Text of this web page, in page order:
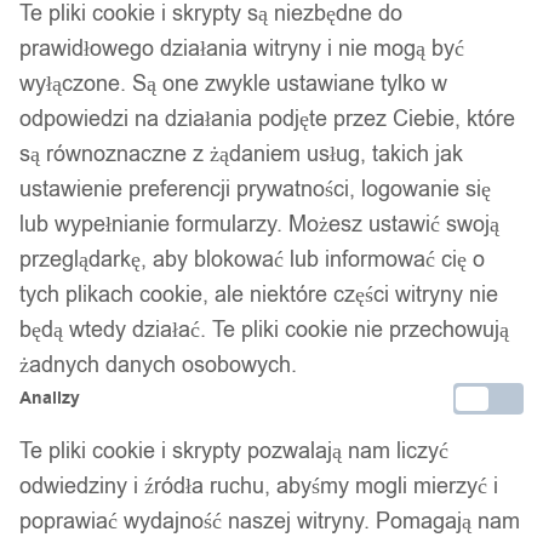
DRZEWKO LED Ozdobne SZCZĘŚCIA
ŚWIĄTECZNE Lampki DEKORACJA na
ŚWIĘTA XXL
159,99zł
Te pliki cookie i skrypty są niezbędne do
prawidłowego działania witryny i nie mogą być
wyłączone. Są one zwykle ustawiane tylko w
odpowiedzi na działania podjęte przez Ciebie, które
są równoznaczne z żądaniem usług, takich jak
ustawienie preferencji prywatności, logowanie się
lub wypełnianie formularzy. Możesz ustawić swoją
przeglądarkę, aby blokować lub informować cię o
tych plikach cookie, ale niektóre części witryny nie
będą wtedy działać. Te pliki cookie nie przechowują
żadnych danych osobowych.
Analizy
Te pliki cookie i skrypty pozwalają nam liczyć
odwiedziny i źródła ruchu, abyśmy mogli mierzyć i
poprawiać wydajność naszej witryny. Pomagają nam